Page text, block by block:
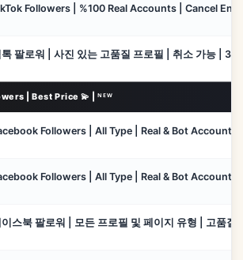
Followers | %100 Real Accounts | Cancel
톡 팔로워 | 사진 있는 고품질 프로필 | 취소 가능 |
| Best Price 💫 | ᴺᴱᵂ
Followers | All Type | Real & Bot
Followers | All Type | Real & Bot
스북 팔로워 | 모든 프로필 및 페이지 유형 | 고품